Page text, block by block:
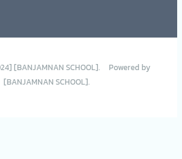
[BANJAMNAN SCHOOL]. Powered by
[BANJAMNAN SCHOOL].